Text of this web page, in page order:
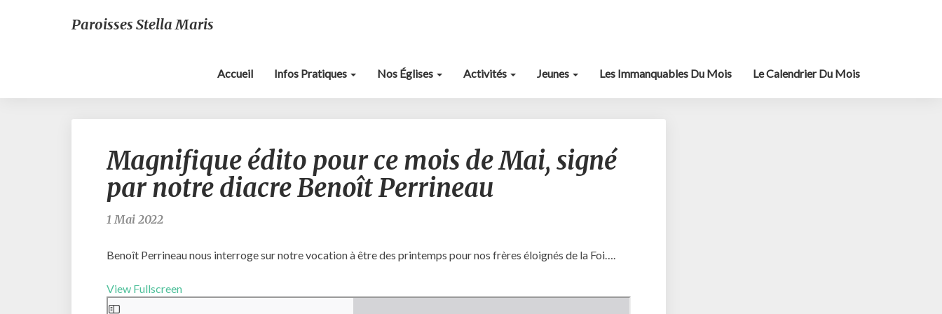
Paroisses Stella Maris
Accueil Infos Pratiques Nos Églises Activités Jeunes Les Immanquables Du Mois Le Calendrier Du Mois
édito
pour
ce
mois
par
diacre
Magnifique édito pour ce mois de Mai, signé
par notre diacre Benoît Perrineau
1 Mai 2022
Benoît Perrineau nous interroge sur notre vocation à être des printemps pour nos frères éloignés de la Foi….
View Fullscreen
Aller